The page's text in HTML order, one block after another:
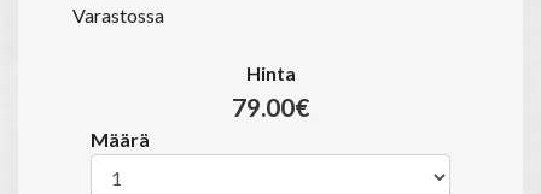
Varastossa
Hinta
79.00€
Määrä